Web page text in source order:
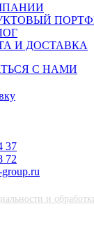
И ДОСТАВКА
С НАМИ
37
72
и